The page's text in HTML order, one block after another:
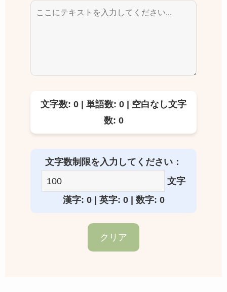
文字数: 0 | 単語数: 0 | 空白なし文字
数: 0
文字数制限を入力してください：
文字
漢字: 0 | 英字: 0 | 数字: 0
クリア